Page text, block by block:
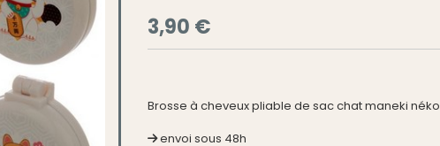
3,90 €
Brosse à cheveux pliable de sac chat maneki néko
envoi sous 48h